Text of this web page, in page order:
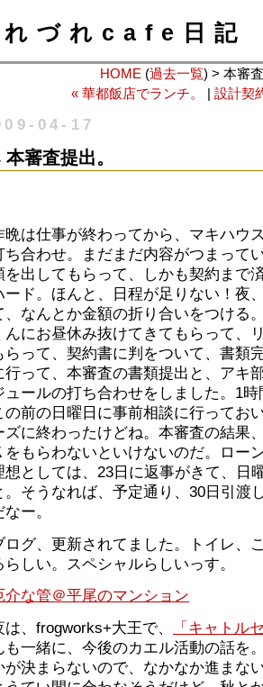
れづれcafe日記
HOME (過去一覧) > 本審
« 華都飯店でランチ。
設計契
04-17
本審査提出。
晩は仕事が終わってから、マキハウ
ち合わせ。まだまだ内容がつまって
を出してもらって、しかも契約まで
ード。ほんと、日程が足りない！夜
、なんとか金額の折り合いをつける
んにお昼休み抜けてきてもらって、
らって、契約書に判をついて、書類
行って、本審査の書類提出と、アキ
ュールの打ち合わせをしました。1
の前の日曜日に事前相談に行ってお
ズに終わったけどね。本審査の結果
をもらわないといけないのだ。ロー
想としては、23日に返事がきて、日
。そうなれば、予定通り、30日引渡
なー。
ログ、更新されてました。トイレ、
らしい。スペシャルらしいっす。
介な管＠平尾のマンション
は、frogworks+大王で、
「キャトル
も一緒に、今後のカエル活動の話を
が決まらないので、なかなか進まな